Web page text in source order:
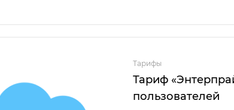
Тарифы
Тариф
пользователей